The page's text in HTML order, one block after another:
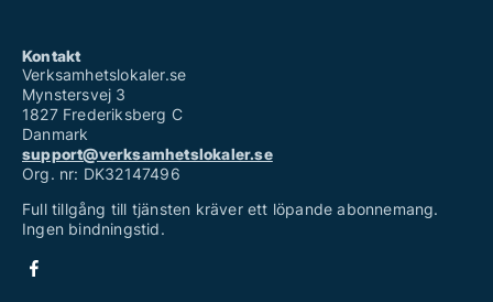
Kontakt
Verksamhetslokaler.se
Mynstersvej 3
1827 Frederiksberg C
Danmark
support@verksamhetslokaler.se
Org. nr: DK32147496
Full tillgång till tjänsten kräver ett löpande abonnemang.
Ingen bindningstid.